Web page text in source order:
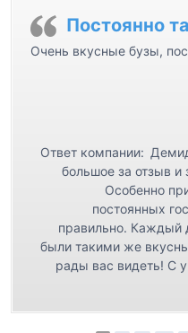
Постоянно
Очень вкусные бузы,
Ответ компании:
большое за отзыв и
Особенно
постоянных
правильно. Каждый
были такими же
рады вас видеть! С